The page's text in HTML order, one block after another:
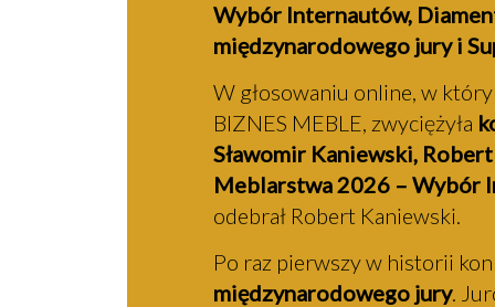
Wybór Internautów,
międzynarodowego jury i
W głosowaniu online, w
BIZNES MEBLE, zwyciężyła
Sławomir Kaniewski,
Meblarstwa 2026 – Wybór
odebrał Robert Kaniewski.
Po raz pierwszy w historii
międzynarodowego jury.